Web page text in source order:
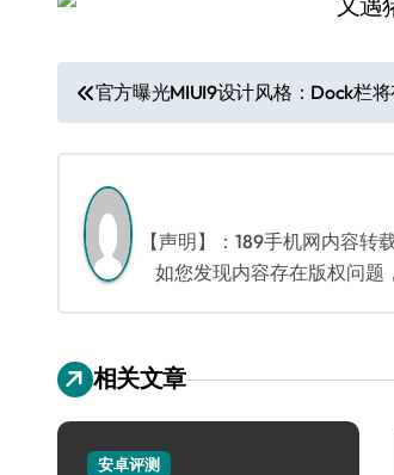
文
章
导
航
官方曝光MIUI9设计风格：Dock栏
【声明】：189手机网内容
如您发现内容存在版权问题
相关文章
安卓评测